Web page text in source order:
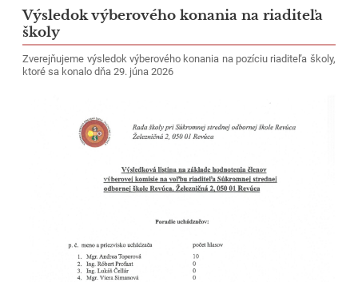
Súkromná
stredná
odborná
aktuality
Výsledok výberového konania na riaditeľa
školy
Zverejňujeme výsledok výberového konania na pozíciu riaditeľa školy,
ktoré sa konalo dňa 29. júna 2026